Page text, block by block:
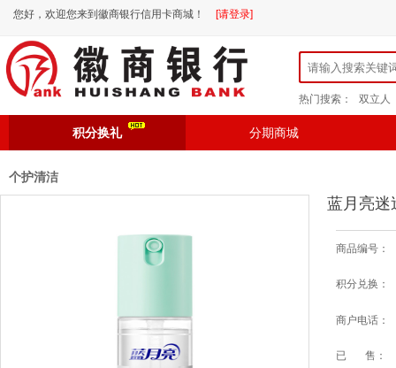
您好，欢迎您来到徽商银行信用卡商城！ [请登录]
热门搜索： 双立人
积分换礼 分期商城
个护清洁
蓝月亮迷
商品编号：
积分兑换：
商户电话：
已 售：